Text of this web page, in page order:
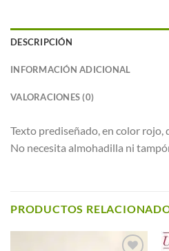
DESCRIPCIÓN
INFORMACIÓN ADICIONAL
VALORACIONES (0)
Texto prediseñado, en color rojo,
No necesita almohadilla ni
PRODUCTOS